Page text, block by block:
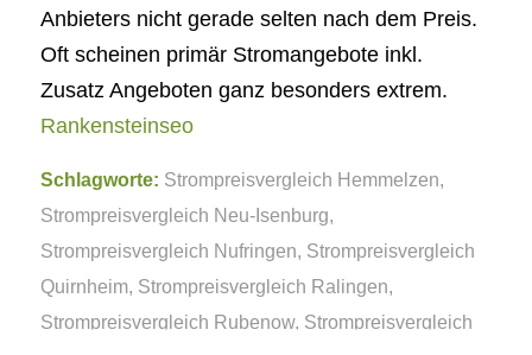
Anbieters nicht gerade selten nach dem Preis.
Oft scheinen primär Stromangebote inkl.
Zusatz Angeboten ganz besonders extrem.
Rankensteinseo
Schlagworte: Strompreisvergleich Hemmelzen,
Strompreisvergleich Neu-Isenburg,
Strompreisvergleich Nufringen, Strompreisvergleich
Quirnheim, Strompreisvergleich Ralingen,
Strompreisvergleich Rubenow, Strompreisvergleich